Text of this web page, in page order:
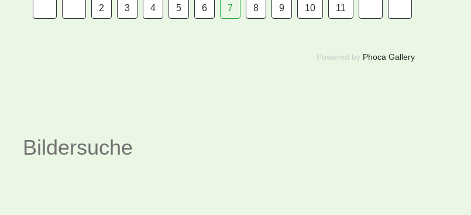
2 3 4 5 6 7 8 9 10 11
Powered by Phoca Gallery
Bildersuche